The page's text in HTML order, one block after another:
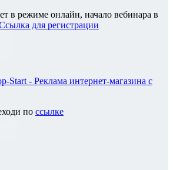
в режиме онлайн, начало вебинара в
для регистрации
Start - Реклама интернет-магазина с
по ссылке